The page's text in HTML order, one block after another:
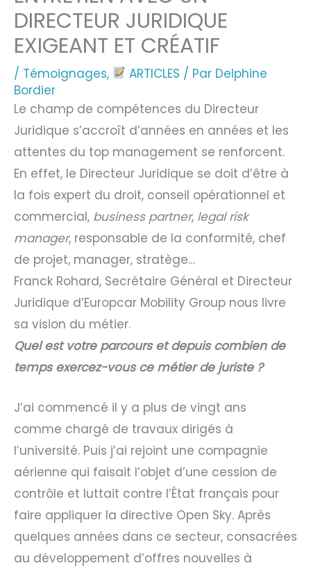
DIRECTEUR JURIDIQUE
EXIGEANT ET CRÉATIF
/ Témoignages, ARTICLES / Par Delphine
Bordier
Le champ de compétences du Directeur
Juridique s’accroît d’années en années et les
attentes du top management se renforcent.
En effet, le Directeur Juridique se doit d’être à
la fois expert du droit, conseil opérationnel et
commercial, business partner, legal risk
manager, responsable de la conformité, chef
de projet, manager, stratège…
Franck Rohard, Secrétaire Général et Directeur
Juridique d’Europcar Mobility Group nous livre
sa vision du métier.
Quel est votre parcours et depuis combien de
temps exercez-vous ce métier de juriste ?
J’ai commencé il y a plus de vingt ans
comme chargé de travaux dirigés à
l’université. Puis j’ai rejoint une compagnie
aérienne qui faisait l’objet d’une cession de
contrôle et luttait contre l’État français pour
faire appliquer la directive Open Sky. Après
quelques années dans ce secteur, consacrées
au développement d’offres nouvelles à